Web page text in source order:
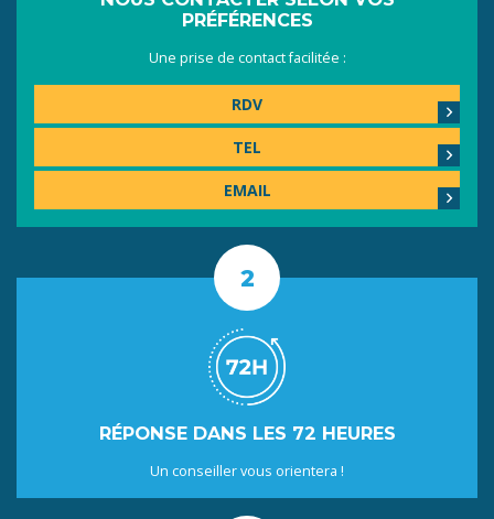
PRÉFÉRENCES
Une prise de contact facilitée :
RDV
TEL
EMAIL
RÉPONSE DANS LES 72 HEURES
Un conseiller vous orientera !